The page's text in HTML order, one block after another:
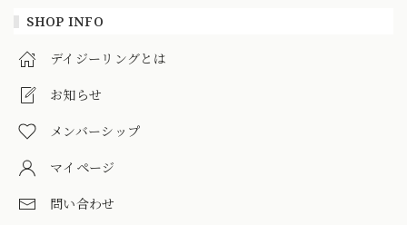
SHOP INFO
デイジーリングとは
お知らせ
メンバーシップ
マイページ
問い合わせ